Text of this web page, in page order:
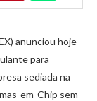
anunciou hoje
para
sediada na
em-Chip sem